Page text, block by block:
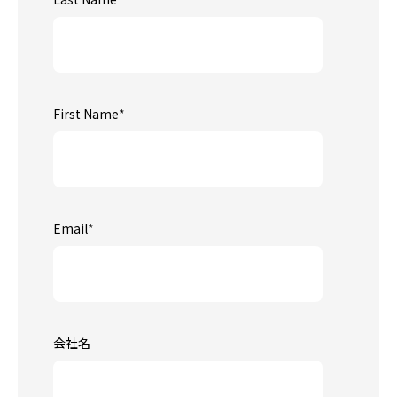
First Name*
Email*
会社名